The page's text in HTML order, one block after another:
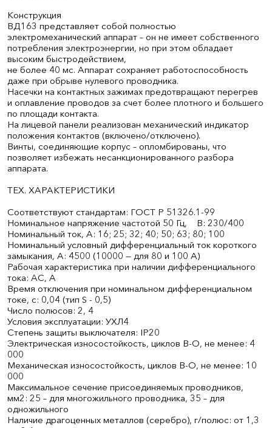
Конструкция
ВД163 представляет собой полностью
электромеханический аппарат – он не имеет собственного
потребления электроэнергии, но при этом обладает
высоким быстродействием,
не более 40 мс. Аппарат сохраняет работоспособность
даже при обрыве нулевого проводника.
Насечки на контактных зажимах предотвращают перегрев
и оплавление проводов за счет более плотного и большего
по площади контакта.
На лицевой панели реализован механический индикатор
положения контактов (включено/отключено).
Винты, соединяющие корпус – опломбированы, что
позволяет избежать несанкционированного разбора
аппарата.
ТЕХ. ХАРАКТЕРИСТИКИ
Соответствуют стандартам: ГОСТ Р 51326.1-99
Номинальное напряжение частотой 50 Гц, В: 230/400
Номинальный ток, А: 16; 25; 32; 40; 50; 63; 80; 100
Номинальный условный дифференциальный ток короткого
замыкания, А: 4500 (10000 — для 80 и 100 А)
Рабочая характеристика при наличии дифференциального
тока: AС, А
Время отключения при номинальном дифференциальном
токе, с: 0,04 (тип S - 0,5)
Число полюсов: 2, 4
Условия эксплуатации: УХЛ4
Степень защиты выключателя: IP20
Электрическая износостойкость, циклов В-О, не менее: 4
000
Механическая износостойкость, циклов В-О, не менее: 10
000
Максимальное сечение присоединяемых проводников,
мм2: 25 – для многожильного проводника, 35 – для
одножильного
Наличие драгоценных металлов (серебро), г/полюс: от 1,3